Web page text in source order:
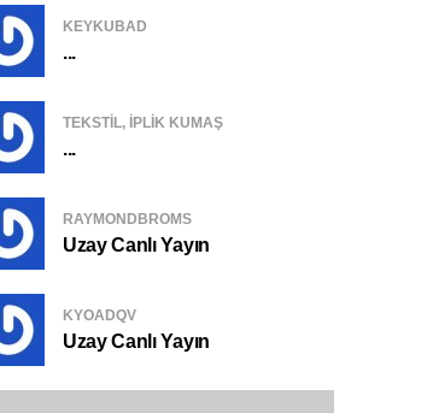
KEYKUBAD
...
TEKSTIL, IPLIK KUMAŞ
...
RAYMONDBROMS
Uzay Canlı Yayın
KYOADQV
Uzay Canlı Yayın